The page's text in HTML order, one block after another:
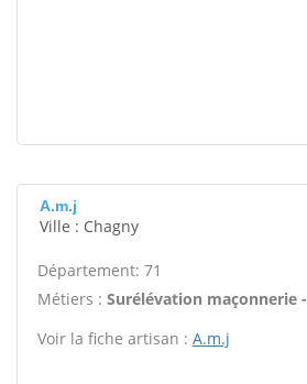
A.m.j
Ville : Chagny
Département: 71
Métiers : Surélévation maçonnerie -
Voir la fiche artisan : A.m.j